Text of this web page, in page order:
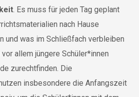
. Es muss für jeden Tag geplant
nach Hause
und was im Schließfach verbleiben
allem jüngere Schüler*innen
zurechtfinden. Die
insbesondere die Anfangszeit